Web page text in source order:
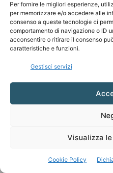
Per fornire le migliori esperienze,
per memorizzare e/o accedere alle
consenso a queste tecnologie ci
comportamento di navigazione o ID
acconsentire o ritirare il consenso
caratteristiche e funzioni.
Gestisci servizi
Visualizza
Cookie Policy